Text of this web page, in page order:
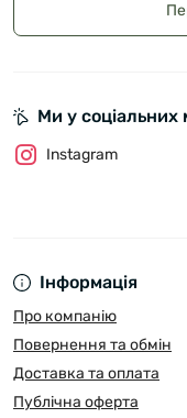
Інформація
Про компанію
Повернення та обмін
Доставка та оплата
Публічна оферта
Ми у
Instagram